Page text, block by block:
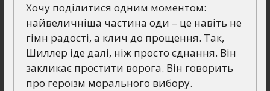
Хочу поділитися одним моментом:
найвеличніша частина оди – це навіть не
гімн радості, а клич до прощення. Так,
Шиллер іде далі, ніж просто єднання. Він
закликає простити ворога. Він говорить
про героїзм морального вибору.